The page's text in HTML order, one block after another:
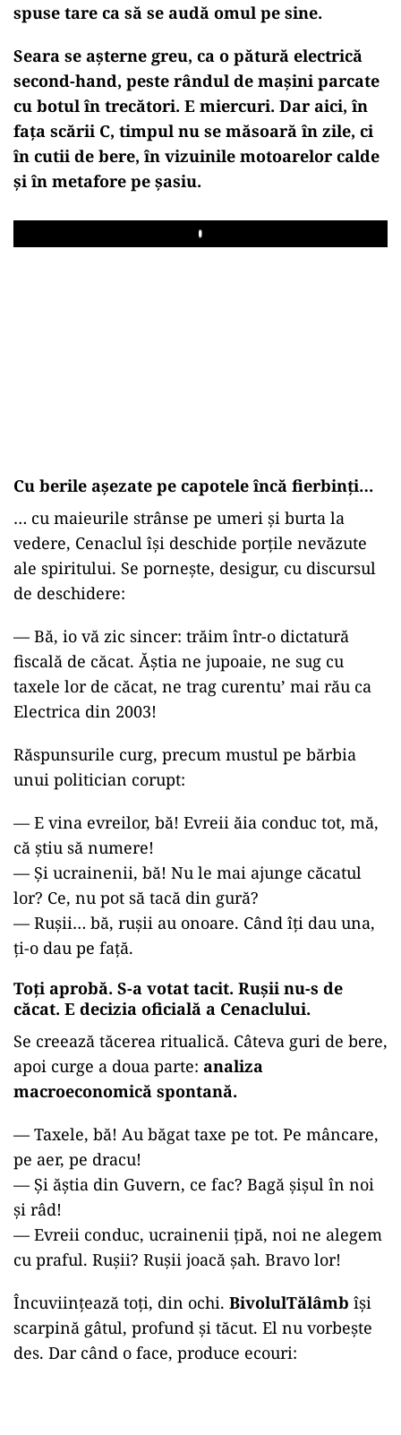
spuse tare ca să se audă omul pe sine.
Seara se așterne greu, ca o pătură electrică
second-hand, peste rândul de mașini parcate
cu botul în trecători. E miercuri. Dar aici, în
fața scării C, timpul nu se măsoară în zile, ci
în cutii de bere, în vizuinile motoarelor calde
și în metafore pe șasiu.
Play
Cu berile așezate pe capotele încă fierbinți…
… cu maieurile strânse pe umeri și burta la
vedere, Cenaclul își deschide porțile nevăzute
ale spiritului. Se pornește, desigur, cu discursul
de deschidere:
— Bă, io vă zic sincer: trăim într-o dictatură
fiscală de căcat. Ăștia ne jupoaie, ne sug cu
taxele lor de căcat, ne trag curentu’ mai rău ca
Electrica din 2003!
Răspunsurile curg, precum mustul pe bărbia
unui politician corupt:
— E vina evreilor, bă! Evreii ăia conduc tot, mă,
că știu să numere!
— Și ucrainenii, bă! Nu le mai ajunge căcatul
lor? Ce, nu pot să tacă din gură?
— Rușii… bă, rușii au onoare. Când îți dau una,
ți-o dau pe față.
Toți aprobă. S-a votat tacit. Rușii nu-s de
căcat. E decizia oficială a Cenaclului.
Se creează tăcerea ritualică. Câteva guri de bere,
apoi curge a doua parte: analiza
macroeconomică spontană.
— Taxele, bă! Au băgat taxe pe tot. Pe mâncare,
pe aer, pe dracu!
— Și ăștia din Guvern, ce fac? Bagă șișul în noi
și râd!
— Evreii conduc, ucrainenii țipă, noi ne alegem
cu praful. Rușii? Rușii joacă șah. Bravo lor!
Încuviințează toți, din ochi. BivolulTălâmb își
scarpină gâtul, profund și tăcut. El nu vorbește
des. Dar când o face, produce ecouri: